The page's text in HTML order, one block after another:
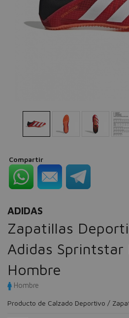
Compartir
ADIDAS
Zapatillas
Adidas Sprintstar
Hombre
Hombre
Producto de Calzado Deportivo /